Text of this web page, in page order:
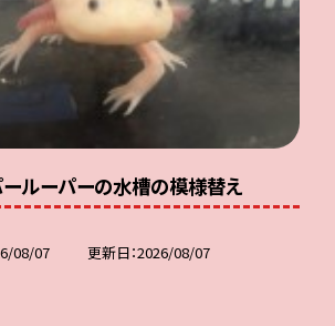
ールーパーの水槽の模様替え
08/07 更新日 2026/08/07